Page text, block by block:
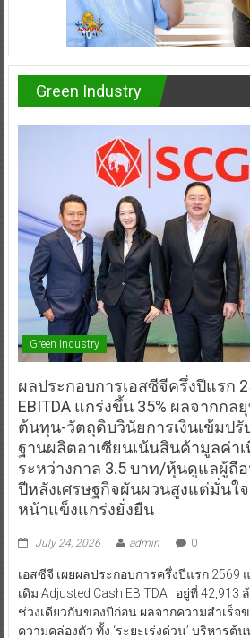
Green Industry
Green Industry
ผลประกอบการเอสซีจีครึ่งปีแรก
EBITDA แกร่งขึ้น 35% ผลจากกล
ต้นทุน-วัตถุดิบวินัยการเงินเข้มปรั
ฐานผลิตอาเซียนเน้นสินค้ามูลค่า
ระหว่างกาล 3.5 บาท/หุ้นดูแลผู้ถื
ปีหลังเศรษฐกิจผันผวนสูงแต่มั่นใ
หน้าแข็งแกร่งยั่งยืน
July 24, 2026 admin 0
เอสซีจี เผยผลประกอบการครึ่งปีแรก 2569
เดิม Adjusted Cash EBITDA อยู่ที่ 42,913
ช่วงเดียวกันของปีก่อน ผลจากความสำเร็จ
ความคล่องตัว ทั้ง ‘ระยะเร่งด่วน’ บริหารต้